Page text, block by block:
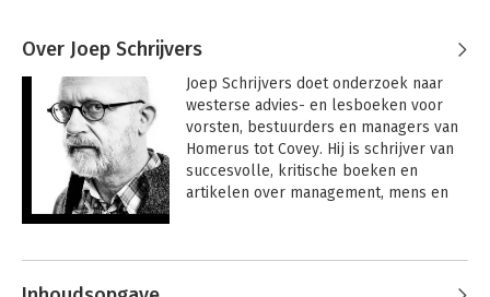
Over Joep Schrijvers
Joep Schrijvers doet onderzoek naar
westerse advies- en lesboeken voor
vorsten, bestuurders en managers van
Homerus tot Covey. Hij is schrijver van
succesvolle, kritische boeken en
artikelen over management, mens en
Andere boeken door Joep Schrijvers